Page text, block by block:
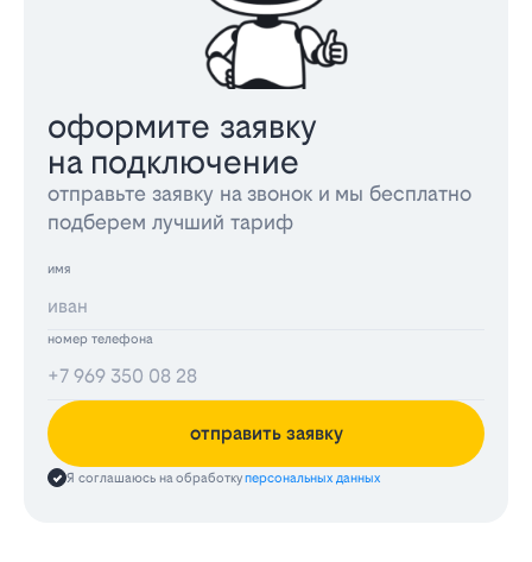
оформите заявку
на подключение
отправьте заявку на звонок и мы бесплатно
подберем лучший тариф
имя
номер телефона
отправить заявку
Я соглашаюсь на обработкуперсональных данных